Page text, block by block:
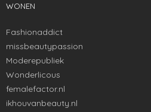
WONEN
Fashionaddict
missbeautypassion
Moderepubliek
Wonderlicous
femalefactor.nl
ikhouvanbeauty.nl